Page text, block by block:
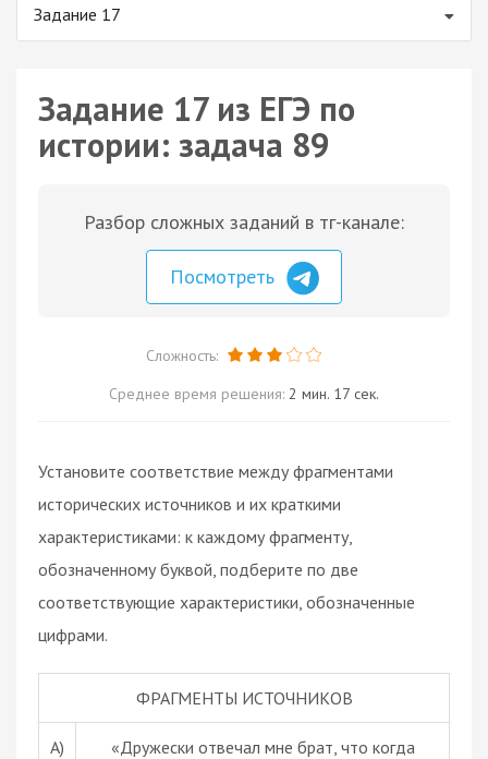
Задание 17
Задание 17 из ЕГЭ по
истории: задача 89
Разбор сложных заданий в тг-канале:
Посмотреть
Сложность:
Среднее время решения: 2 мин. 17 сек.
Установите соответствие между фрагментами
исторических источников и их краткими
характеристиками: к каждому фрагменту,
обозначенному буквой, подберите по две
соответствующие характеристики, обозначенные
цифрами.
ФРАГМЕНТЫ ИСТОЧНИКОВ
А)
«Дружески отвечал мне брат, что когда